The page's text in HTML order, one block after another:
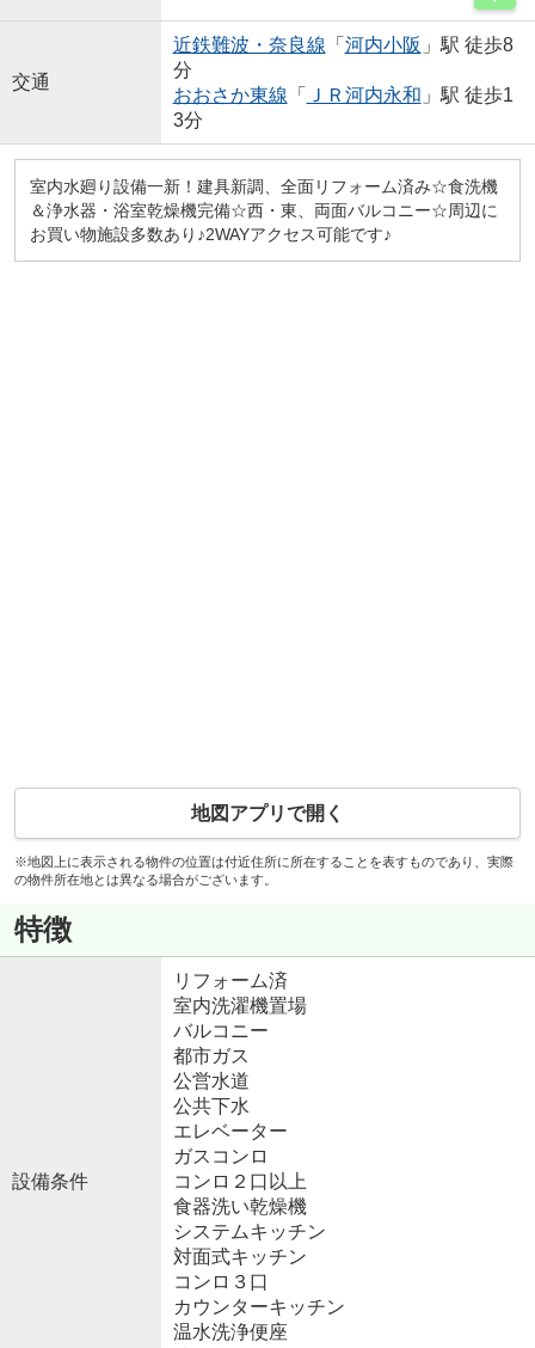
交通
近鉄難波・奈良線 「 河内小阪 」駅 徒歩8
分
おおさか東線 「 ＪＲ河内永和 」駅 徒歩1
3分
室内水廻り設備一新！建具新調、全面リフォーム済み☆食洗機
＆浄水器・浴室乾燥機完備☆西・東、両面バルコニー☆周辺に
お買い物施設多数あり♪2WAYアクセス可能です♪
地図アプリで開く
※地図上に表示される物件の位置は付近住所に所在することを表すものであり、実際
の物件所在地とは異なる場合がございます。
特徴
設備条件
リフォーム済
室内洗濯機置場
バルコニー
都市ガス
公営水道
公共下水
エレベーター
ガスコンロ
コンロ２口以上
食器洗い乾燥機
システムキッチン
対面式キッチン
コンロ３口
カウンターキッチン
温水洗浄便座